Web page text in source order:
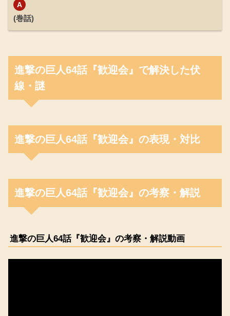
A
(巻話)
進撃の巨人64話『歓迎会』で解決した伏
線・謎
進撃の巨人64話『歓迎会』の表現・対比
進撃の巨人64話『歓迎会』の考察・解説
進撃の巨人64話『歓迎会』の考察・解説動画